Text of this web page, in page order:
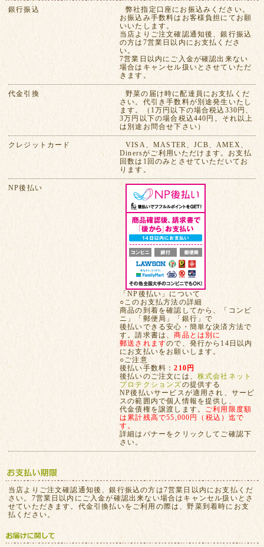
銀行振込
弊社指定口座にお振込みください。
お振込み手数料はお客様負担にてお願
いいたします。
当店よりご注文確認通知後、銀行振込
の方は7営業日以内にお支払くださ
い。
7営業日以内にご入金が確認出来ない
場合はキャンセル扱いとさせていただ
きます。
代金引換
野菜の届け時に配達員にお支払くだ
さい。代引き手数料が別途発生いたし
ます。（1万円以下の場合税込330円、
3万円以下の場合税込440円。それ以上
は別途お問合せ下さい）
クレジットカード
VISA、MASTER、JCB、AMEX、
Dinersがご利用いただけます。お支払
回数は1回のみとさせていただいてお
ります。
NP後払い
「NP後払い」について
○このお支払方法の詳細
商品の到着を確認してから、「コンビ
ニ」「郵便局」「銀行」で
後払いできる安心・簡単な決済方法で
す。請求書は、商品とは別に
郵送されますので、発行から14日以内
にお支払いをお願いします。
○ご注意
後払い手数料：210円
後払いのご注文には、 株式会社ネット
プロテクションズの提供する
NP後払いサービスが適用され、サービ
スの範囲内で個人情報を提供し、
代金債権を譲渡します。 ご利用限度額
は累計残高で55,000円（税込）迄で
す。
詳細はバナーをクリックしてご確認下
さい。
当店よりご注文確認通知後、銀行振込の方は7営業日以内にお支払くだ
さい。7営業日以内にご入金が確認出来ない場合はキャンセル扱いとさ
せていただきます。代金引換払いをご利用の際は、野菜到着時にお支
払ください。